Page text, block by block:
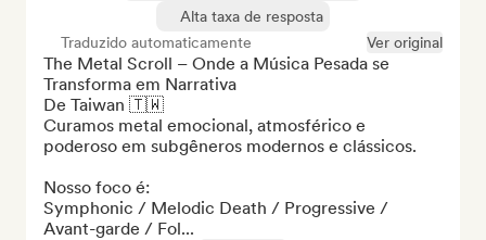
Alta taxa de resposta
Traduzido automaticamente
Ver original
The Metal Scroll – Onde a Música Pesada se
Transforma em Narrativa
De Taiwan 🇹🇼
Curamos metal emocional, atmosférico e
poderoso em subgêneros modernos e clássicos.
Nosso foco é:
Symphonic / Melodic Death / Progressive /
Avant-garde / Fol...